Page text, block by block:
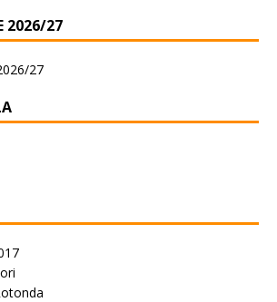
2026/27
27